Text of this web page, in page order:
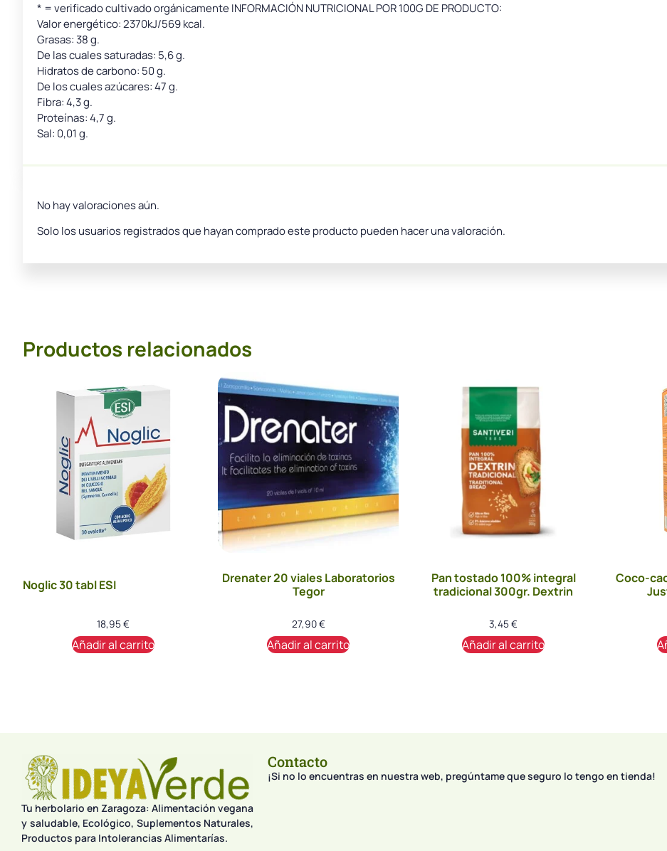
* = verificado cultivado orgánicamente INFORMACIÓN NUTRICIONAL POR 100G DE PRODUCTO:
Valor energético: 2370kJ/569 kcal.
Grasas: 38 g.
De las cuales saturadas: 5,6 g.
Hidratos de carbono: 50 g.
De los cuales azúcares: 47 g.
Fibra: 4,3 g.
Proteínas: 4,7 g.
Sal: 0,01 g.
No hay valoraciones aún.
Solo los usuarios registrados que hayan comprado este producto pueden hacer una valoración.
Productos relacionados
Noglic 30 tabl ESI
18,95€
Añadir al carrito
Drenater 20 viales Laboratorios
Tegor
27,90€
Añadir al carrito
Pan tostado 100% integral
tradicional 300gr. Dextrin
3,45€
Añadir al carrito
Coco-
Tu herbolario en Zaragoza: Alimentación vegana
y saludable, Ecológico, Suplementos Naturales,
Productos para Intolerancias Alimentarías.
Contacto
¡Si no lo encuentras en nuestra web, pregúntame que seguro lo tengo en tienda!